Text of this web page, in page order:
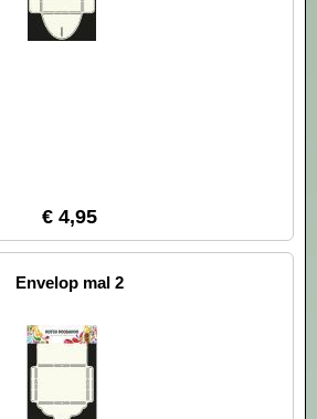
€ 4,95
Envelop mal 2